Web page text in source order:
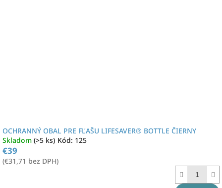
OCHRANNÝ OBAL PRE FĽAŠU LIFESAVER® BOTTLE ČIERNY
Skladom (>5 ks) Kód: 125
€39
(€31,71 bez DPH)